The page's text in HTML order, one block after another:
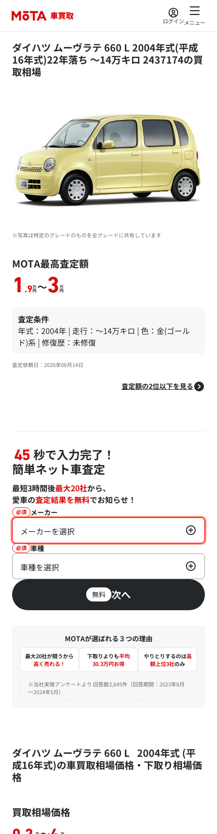
ログインメニュー
ダイハツ ムーヴラテ 660 L 2004年式(平成
16年式)22年落ち ～14万キロ 2437174の買
取相場
※写真は特定のグレードのものを全グレードに共有しています
MOTA最高査定額
1 .9万
円 ～3 万
円
査定条件
年式：2004年 | 走行：～14万キロ | 色：金(ゴール
ド)系 | 修復歴：未修復
査定依頼日：2026年06月14日
査定額の2位以下を見る
45 秒で入力完了！
簡単ネット車査定
最短3時間後最大20社から、
愛車の査定結果を無料でお知らせ！
必須 メーカー
メーカーを選択
必須 車種
車種を選択
無料 次へ
MOTAが選ばれる３つの理由
最大20社が競うから
高く売れる！
下取りよりも平均
30.3万円お得
やりとりするのは高
額上位3社のみ
※当社実施アンケートより 回答数3,645件（回答期間：2023年6月
～2024年5月）
ダイハツ ムーヴラテ 660 L 2004年式 (平
成16年式)の車買取相場価格・下取り相場価
格
買取相場価格